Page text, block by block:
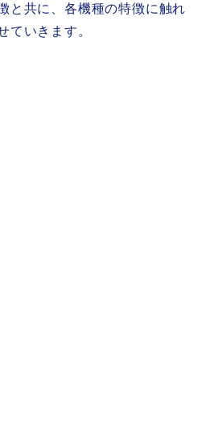
と共に、各機種の特徴に触れ
ていきます。